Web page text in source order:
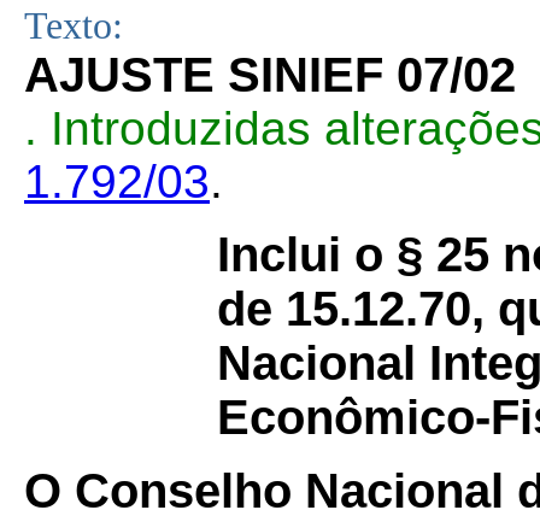
Texto:
AJUSTE SINIEF 07/02
. Introduzidas
1.792/03.
Inclui o § 25
de 15.12.70,
Nacional
Econômico-
O Conselho Nacional